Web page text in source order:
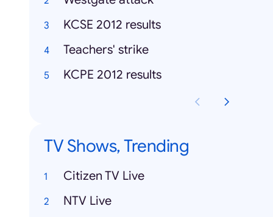
KCSE 2012 results
Teachers' strike
KCPE 2012 results
TV Shows, Trending
Citizen TV Live
NTV Live